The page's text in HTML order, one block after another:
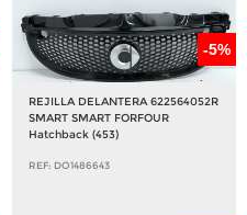
-5%
REJILLA DELANTERA 622564052R
SMART SMART FORFOUR
Hatchback (453)
REF: DO1486643